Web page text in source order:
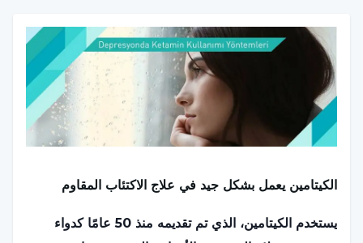
الكيتامين يعمل بشكل جيد في علاج الاكتئاب المقاوم
يستخدم الكيتامين، الذي تم تقديمه منذ 50 عامًا كدواء